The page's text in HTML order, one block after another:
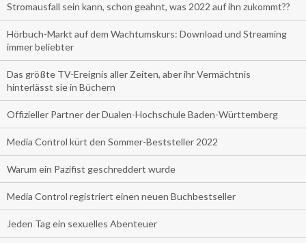
Stromausfall sein kann, schon geahnt, was 2022 auf ihn zukommt??
Hörbuch-Markt auf dem Wachtumskurs: Download und Streaming
immer beliebter
Das größte TV-Ereignis aller Zeiten, aber ihr Vermächtnis
hinterlässt sie in Büchern
Offizieller Partner der Dualen-Hochschule Baden-Württemberg
Media Control kürt den Sommer-Beststeller 2022
Warum ein Pazifist geschreddert wurde
Media Control registriert einen neuen Buchbestseller
Jeden Tag ein sexuelles Abenteuer